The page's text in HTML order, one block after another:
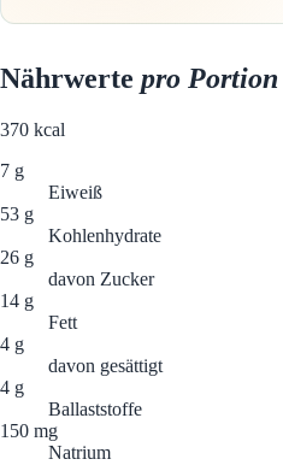
Nährwerte pro Portion
370 kcal
7 g
Eiweiß
53 g
Kohlenhydrate
26 g
davon Zucker
14 g
Fett
4 g
davon gesättigt
4 g
Ballaststoffe
150 mg
Natrium